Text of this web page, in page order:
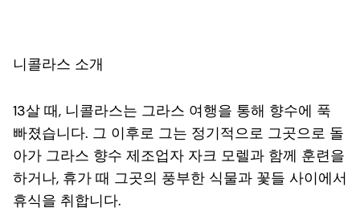
니콜라스 소개
13살 때, 니콜라스는 그라스 여행을 통해 향수에 푹
빠졌습니다. 그 이후로 그는 정기적으로 그곳으로 돌
아가 그라스 향수 제조업자 자크 모렐과 함께 훈련을
하거나, 휴가 때 그곳의 풍부한 식물과 꽃들 사이에서
휴식을 취합니다.